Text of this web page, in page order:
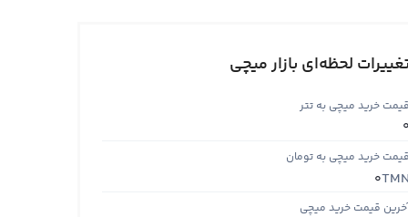
لحظه‌ای بازار میچی
خرید میچی به تتر
خرید میچی به تومان
0
قیمت خرید میچی